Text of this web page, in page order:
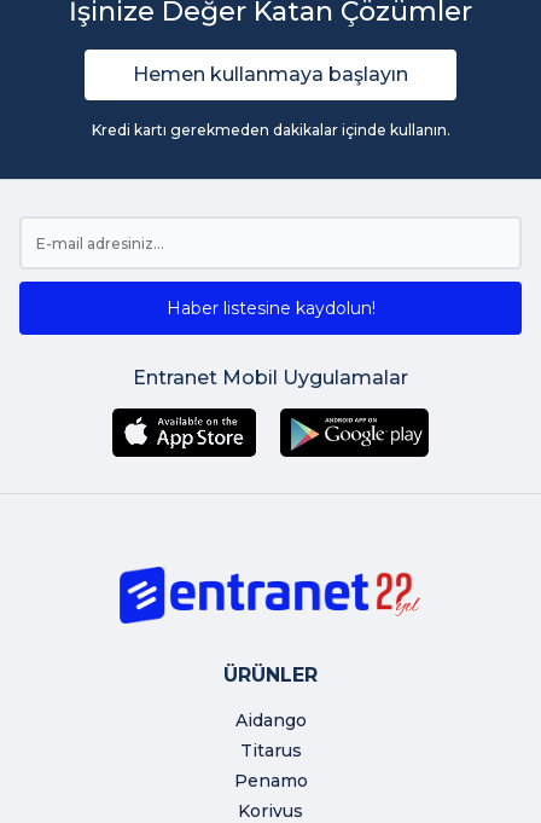
İşinize Değer Katan Çözümler
Hemen kullanmaya başlayın
Kredi kartı gerekmeden dakikalar içinde kullanın.
Haber listesine kaydolun!
Entranet Mobil Uygulamalar
ÜRÜNLER
Aidango
Titarus
Penamo
Korivus